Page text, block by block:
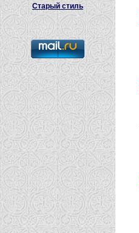
Старый стиль